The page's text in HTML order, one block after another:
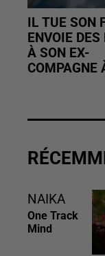
IL TUE SON
ENVOIE DES
À SON EX-
COMPAGNE
NAIKA
One Track
Mind